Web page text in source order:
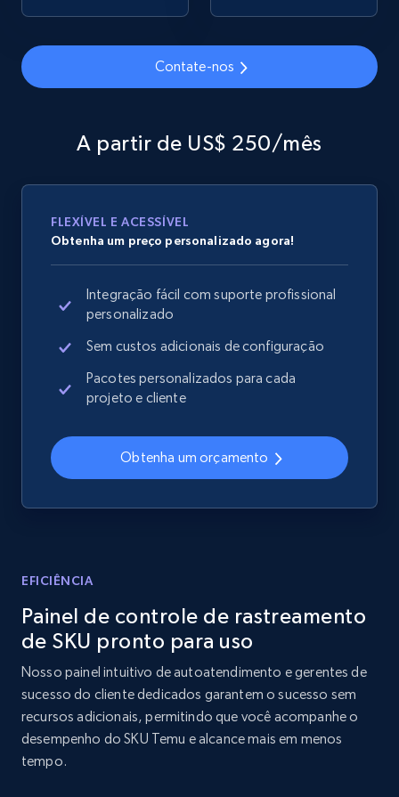
2.1K+ 355+ Comece agora
URL, Domain, Country code, Model number,
2.1K+ 355+ Comece agora
specified URL
URL, Domain, Country code, Model number,
Sku, Product id, Product name, Manufacturer,
Comece agora
specified UPC
URL, Domain, Country code, Model number,
Sku, Product id, Product name, Manufacturer,
and more.
2.1K+ 355+ Comece agora
Contate-nos
A partir de US$ 250/mês
FLEXÍVEL E ACESSÍVEL
Obtenha um preço personalizado agora!
Integração fácil com suporte profissional
personalizado
Sem custos adicionais de configuração
Pacotes personalizados para cada
projeto e cliente
Obtenha um orçamento
EFICIÊNCIA
Painel de controle de rastreamento
de SKU pronto para uso
Nosso painel intuitivo de autoatendimento e gerentes de
sucesso do cliente dedicados garantem o sucesso sem
recursos adicionais, permitindo que você acompanhe o
desempenho do SKU Temu e alcance mais em menos
tempo.